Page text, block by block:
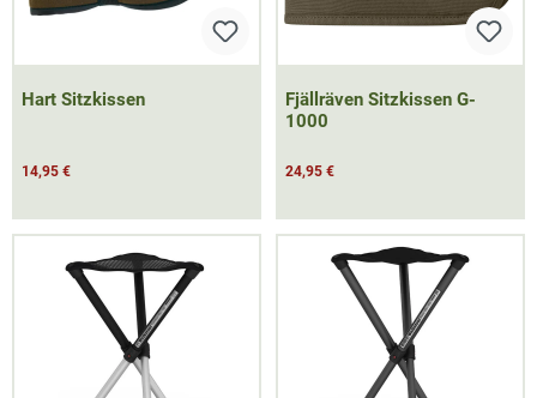
Hart Sitzkissen
14,95 €
Fjällräven Sitzkissen G-
1000
24,95 €